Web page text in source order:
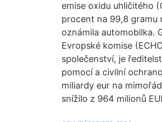
emise oxidu uhličitého
procent na 99,8 gramu
oznámila automobilka.
Evropské komise
společenství, je
pomocí a civilní
miliardy eur na
snížilo z 964 milionů